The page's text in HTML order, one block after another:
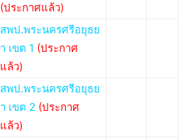
(ประกาศแล้ว)
สพป.พระนครศรีอยุธย
า เขต 1 (ประกาศ
แล้ว)
สพป.พระนครศรีอยุธย
า เขต 2 (ประกาศ
แล้ว)